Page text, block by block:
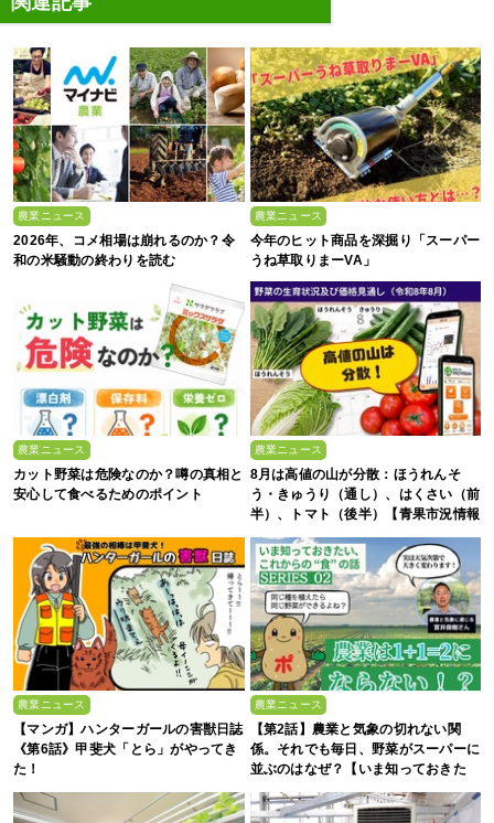
農業ニュース
2026年、コメ相場は崩れるのか？令
和の米騒動の終わりを読む
農業ニュース
今年のヒット商品を深掘り「スーパー
うね草取りまーVA」
農業ニュース
カット野菜は危険なのか？噂の真相と
安心して食べるためのポイント
農業ニュース
8月は高値の山が分散：ほうれんそ
う・きゅうり（通し）、はくさい（前
半）、トマト（後半）【青果市況情報
農業ニュース
【マンガ】ハンターガールの害獣日誌
《第6話》甲斐犬「とら」がやってき
た！
農業ニュース
【第2話】農業と気象の切れない関
係。それでも毎日、野菜がスーパーに
並ぶのはなぜ？【いま知っておきた
い、これからの”食”の話】